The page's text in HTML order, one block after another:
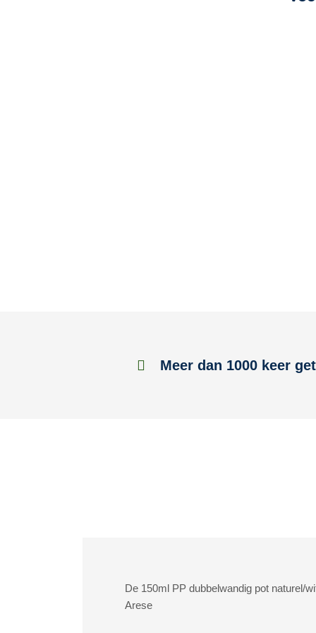
Meer dan 1000 keer
De 150ml PP dubbelwandig pot naturel/
Arese